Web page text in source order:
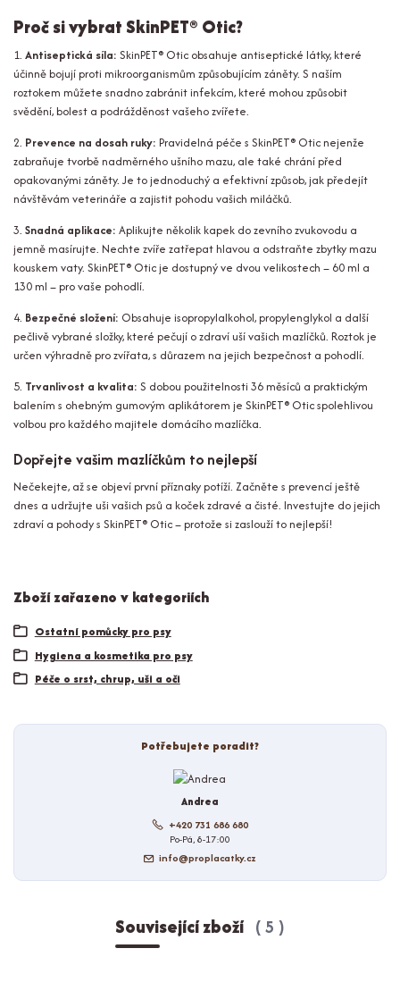
Proč si vybrat SkinPET® Otic?
1. Antiseptická síla: SkinPET® Otic obsahuje antiseptické látky, které
účinně bojují proti mikroorganismům způsobujícím záněty. S naším
roztokem můžete snadno zabránit infekcím, které mohou způsobit
svědění, bolest a podrážděnost vašeho zvířete.
2. Prevence na dosah ruky: Pravidelná péče s SkinPET® Otic nejenže
zabraňuje tvorbě nadměrného ušního mazu, ale také chrání před
opakovanými záněty. Je to jednoduchý a efektivní způsob, jak předejít
návštěvám veterináře a zajistit pohodu vašich miláčků.
3. Snadná aplikace: Aplikujte několik kapek do zevního zvukovodu a
jemně masírujte. Nechte zvíře zatřepat hlavou a odstraňte zbytky mazu
kouskem vaty. SkinPET® Otic je dostupný ve dvou velikostech – 60 ml a
130 ml – pro vaše pohodlí.
4. Bezpečné složení: Obsahuje isopropylalkohol, propylenglykol a další
pečlivě vybrané složky, které pečují o zdraví uší vašich mazlíčků. Roztok je
určen výhradně pro zvířata, s důrazem na jejich bezpečnost a pohodlí.
5. Trvanlivost a kvalita: S dobou použitelnosti 36 měsíců a praktickým
balením s ohebným gumovým aplikátorem je SkinPET® Otic spolehlivou
volbou pro každého majitele domácího mazlíčka.
Dopřejte vašim mazlíčkům to nejlepší
Nečekejte, až se objeví první příznaky potíží. Začněte s prevencí ještě
dnes a udržujte uši vašich psů a koček zdravé a čisté. Investujte do jejich
zdraví a pohody s SkinPET® Otic – protože si zaslouží to nejlepší!
Zboží zařazeno v kategoriích
Ostatní pomůcky pro psy
Hygiena a kosmetika pro psy
Péče o srst, chrup, uši a oči
Potřebujete poradit?
Andrea
+420 731 686 680
Po-Pá, 8-17:00
info@proplacatky.cz
Související zboží 5